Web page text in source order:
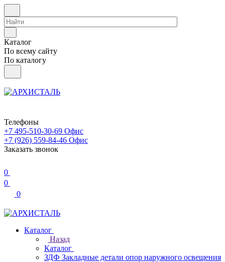
Каталог
По всему сайту
По каталогу
Телефоны
+7 495-510-30-69 Офис
+7 (926) 559-84-46 Офис
Заказать звонок
0
0
0
Каталог
Назад
Каталог
ЗДФ Закладные детали опор наружного освещения